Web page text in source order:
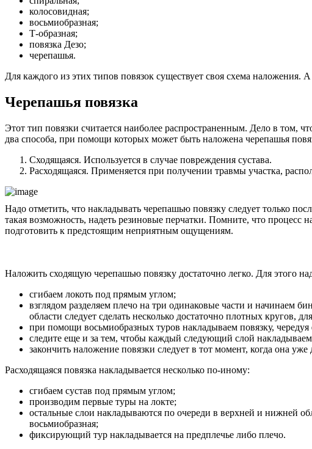
колосовидная;
восьмиобразная;
Т-образная;
повязка Дезо;
черепашья.
Для каждого из этих типов повязок существует своя схема
Черепашья повязка
Этот тип повязки считается наиболее распространенным. Дело в том,
два способа, при помощи которых может быть наложена черепашья
Сходящаяся. Используется в случае повреждения сустава.
Расходящаяся. Применяется при получении травмы участка,
Надо отметить, что накладывать черепашью повязку следует только
такая возможность, надеть резиновые перчатки. Помните, что процесс
подготовить к предстоящим неприятным ощущениям.
Наложить сходящую черепашью повязку достаточно легко. Для этого
сгибаем локоть под прямым углом;
взглядом разделяем плечо на три одинаковые части и начинаем
области следует сделать несколько достаточно плотных кругов,
при помощи восьмиобразных туров накладываем повязку,
следите еще и за тем, чтобы каждый следующий слой
закончить наложение повязки следует в тот момент, когда она
Расходящаяся повязка накладывается несколько по-иному:
сгибаем сустав под прямым углом;
производим первые туры на локте;
остальные слои накладываются по очереди в верхней и нижней
восьмиобразная;
фиксирующий тур накладывается на предплечье либо плечо.